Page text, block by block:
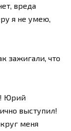
вреда
я не умею,
зажигали, что
Юрий
выступил!
меня